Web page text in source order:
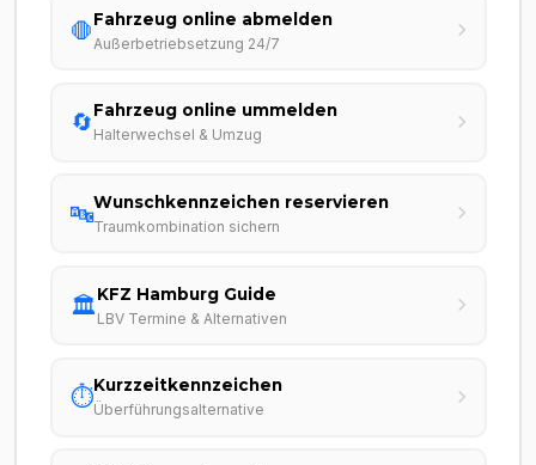
🛑Fahrzeug online abmelden
Außerbetriebsetzung 24/7
🔄Fahrzeug online ummelden
Halterwechsel & Umzug
🔤Wunschkennzeichen reservieren
Traumkombination sichern
🏛️KFZ Hamburg Guide
LBV Termine & Alternativen
⏱️Kurzzeitkennzeichen
Überführungsalternative